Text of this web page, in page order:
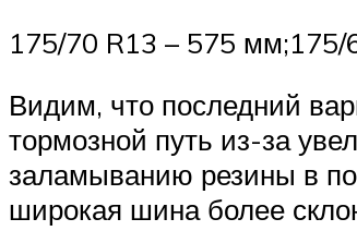
175/70 R13 – 575
Видим, что последний
тормозной путь из-за
заламыванию резины в
широкая шина более